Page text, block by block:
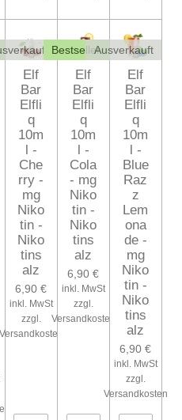
Elf
Bar
Elfli
q
10m
l -
Che
rry -
mg
Niko
tin -
Niko
tins
alz
6,90 €
inkl. MwSt
zzgl.
Versandkosten
Bestseller
Elf
Bar
Elfli
q
10m
l -
Cola
- mg
Niko
tin -
Niko
tins
alz
6,90 €
inkl. MwSt
zzgl.
Versandkosten
Ausverkauft
Elf
Bar
Elfli
q
10m
l -
Blue
Raz
z
Lem
ona
de -
mg
Niko
tin -
Niko
tins
alz
6,90 €
inkl. MwSt
zzgl.
Versandkosten